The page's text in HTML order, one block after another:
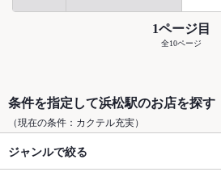
1ページ目
全10ページ
条件を指定して浜松駅のお店を探す
（現在の条件：カクテル充実）
ジャンルで絞る